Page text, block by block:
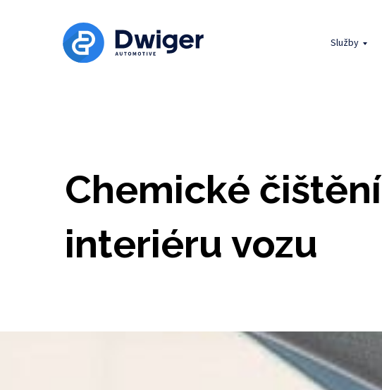
Služby
Chemické čištění
interiéru vozu